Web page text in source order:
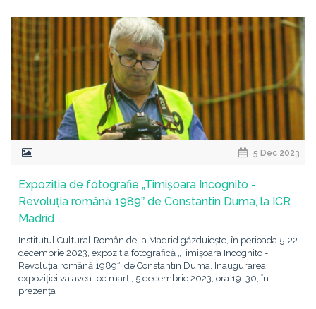
5 Dec 2023
Expoziția de fotografie „Timișoara Incognito -
Revoluția română 1989ˮ de Constantin Duma, la ICR
Madrid
Institutul Cultural Român de la Madrid găzduiește, în perioada 5-22
decembrie 2023, expoziția fotografică „Timișoara Incognito -
Revoluția română 1989ˮ, de Constantin Duma. Inaugurarea
expoziției va avea loc marți, 5 decembrie 2023, ora 19. 30, în
prezența